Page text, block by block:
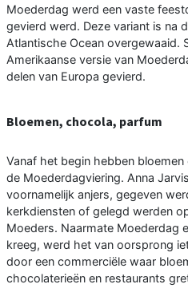
Moederdag werd een vaste
gevierd werd. Deze variant is na
Atlantische Ocean overgewaaid.
Amerikaanse versie van
delen van Europa gevierd.
Bloemen, chocola, parfum
Vanaf het begin hebben
de Moederdagviering. Anna
voornamelijk anjers, gegeven
kerkdiensten of gelegd werden
Moeders. Naarmate Moederdag
kreeg, werd het van oorsprong
door een commerciële waar
chocolaterieën en restaurants